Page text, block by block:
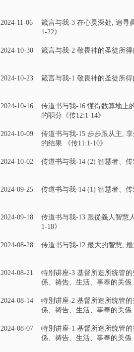
2024-11-06
箴言与我-3 在心灵深处, 追寻
1-22》
2024-10-30 箴言与我-2 敬畏神的圣徒所得
2024-10-23 箴言与我-1 敬畏神的圣徒所得
2024-10-16
传道书与我-16 懂得数算地上
的职分《传12:1-14》
2024-10-09
传道书与我-15 步步跟从主,
的结果 《传11:1-10》
2024-10-02 传道书与我-14 (2) 智慧者、传
2024-09-25 传道书与我-14 (1) 智慧者、传
2024-09-18
传道书与我-13 跟從義人智慧
1-18》
2024-08-28 传道书与我-12 最大的智慧, 最
2024-08-21
特别讲座-3 基督所造所统管
係、祷告、生活、事奉的关係
2024-08-14
特別讲座-2 基督所造所统管
係、祷告、生活、事奉的关係
2024-08-07
特別讲座-1 基督所造所统管
係、祷告、生活、事奉的关係